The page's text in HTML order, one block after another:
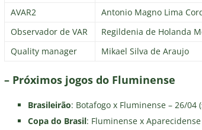
AVAR2
Antonio Magno Lima
Observador de VAR
Regildenia de Holanda
Quality manager
Mikael Silva de Araujo
– Próximos jogos do Fluminense
Brasileirão: Botafogo x Fluminense – 26/04
Copa do Brasil: Fluminense x